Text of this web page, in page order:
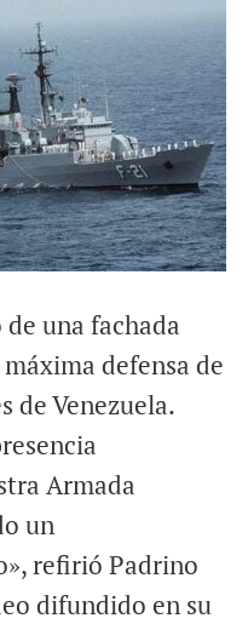
una fachada
defensa de
de Venezuela.
Armada
un
refirió Padrino
difundido en su